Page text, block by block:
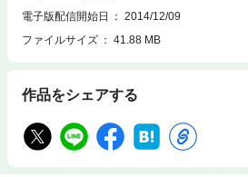
電子版配信開始日
2014/12/09
ファイルサイズ
41.88 MB
作品をシェアする